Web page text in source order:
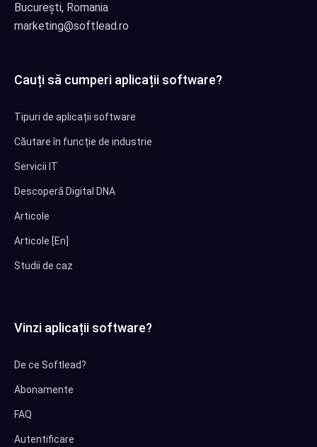
București, Romania
marketing@softlead.ro
Cauți să cumperi aplicații software?
Tipuri de aplicații software
Căutare în funcție de industrie
Servicii IT
Descoperă Digital DNA
Articole
Articole [En]
Studii de caz
Vinzi aplicații software?
De ce Softlead?
Abonamente
FAQ
Autentificare